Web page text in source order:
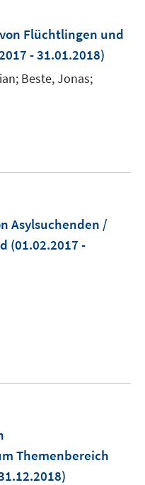
Flüchtlingen und
- 31.01.2018)
Beste, Jonas;
Asylsuchenden /
(01.02.2017 -
Themenbereich